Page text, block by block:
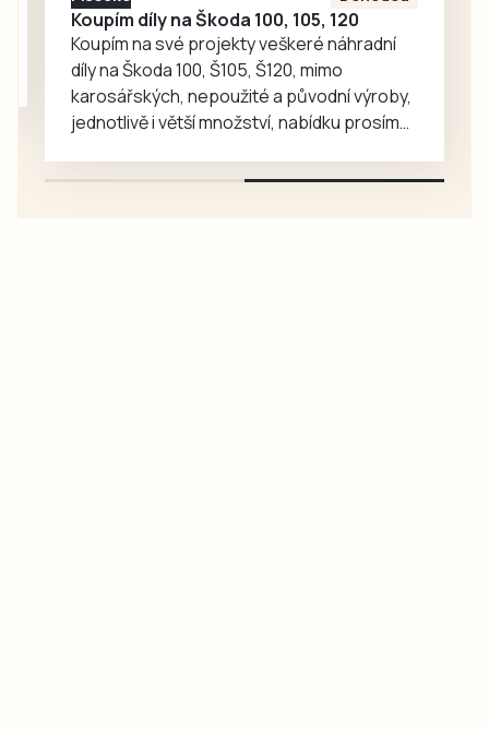
Koupím díly na Škoda 100, 105, 120
Koupím na své projekty veškeré náhradní
díly na Škoda 100, Š105, Š120, mimo
karosářských, nepoužité a původní výroby,
jednotlivě i větší množství, nabídku prosím